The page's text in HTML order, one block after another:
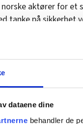
dataene dine
behandler de
aktører for et
tanke på sikkerhet
for busser og
som beskytter
han ikke var